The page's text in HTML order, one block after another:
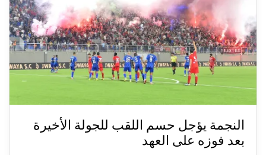
النجمة يؤجل حسم اللقب للجولة الأخيرة
بعد فوزه على العهد